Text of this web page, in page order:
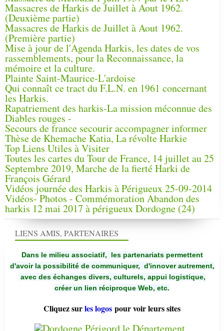
Massacres de Harkis de Juillet à Aout 1962.
(Deuxième partie)
Massacres de Harkis de Juillet à Aout 1962.
(Première partie)
Mise à jour de l'Agenda Harkis, les dates de vos
rassemblements, pour la Reconnaissance, la
mémoire et la culture.
Plainte Saint-Maurice-L'ardoise
Qui connaît ce tract du F.L.N. en 1961 concernant
les Harkis.
Rapatriement des harkis-La mission méconnue des
Diables rouges -
Secours de france secourir accompagner informer
Thèse de Khemache Katia, La révolte Harkie
Top Liens Utiles à Visiter
Toutes les cartes du Tour de France, 14 juillet au 25
Septembre 2019, Marche de la fierté Harki de
François Gérard
Vidéos journée des Harkis à Périgueux 25-09-2014
Vidéos- Photos - Commémoration Abandon des
harkis 12 mai 2017 à périgueux Dordogne (24)
LIENS AMIS, PARTENAIRES
Dans le milieu associatif, les partenariats permettent
d'avoir la possibilité de communiquer, d'innover autrement,
avec des échanges divers, culturels, appui logistique,
créer un lien réciproque Web, etc.
Cliquez surles logos pour voir leurs sites